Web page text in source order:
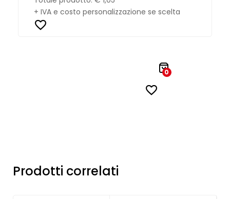
+ IVA e costo personalizzazione se scelta
0
Prodotti correlati